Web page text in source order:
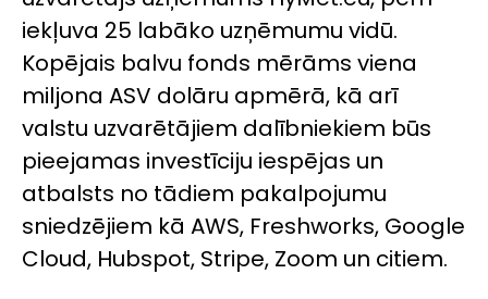
iekļuva 25 labāko uzņēmumu vidū.
Kopējais balvu fonds mērāms viena
miljona ASV dolāru apmērā, kā arī
valstu uzvarētājiem dalībniekiem būs
pieejamas investīciju iespējas un
atbalsts no tādiem pakalpojumu
sniedzējiem kā AWS, Freshworks, Google
Cloud, Hubspot, Stripe, Zoom un citiem.